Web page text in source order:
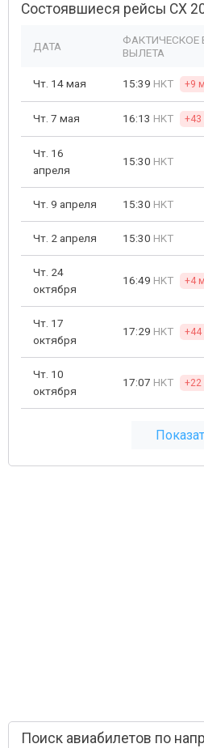
Состоявшиеся рейсы CX
ДАТА
ФАКТИЧЕСКОЕ
ВЫЛЕТА
Чт. 14 мая 15:39 HKT +9
Чт. 7 мая 16:13 HKT +43
Чт. 16
апреля
15:30 HKT
Чт. 9 апреля 15:30 HKT
Чт. 2 апреля 15:30 HKT
Чт. 24
октября
16:49 HKT +4
Чт. 17
октября
17:29 HKT +44
Чт. 10
октября
17:07 HKT +22
Поиск авиабилетов по